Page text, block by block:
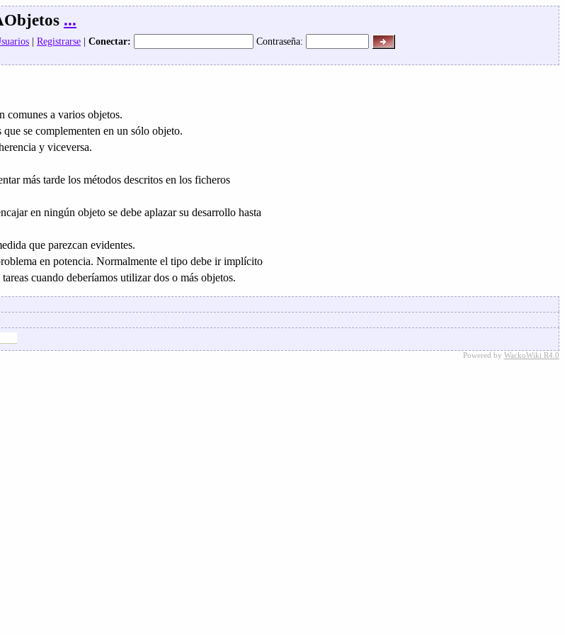
...
| Registrarse | Conectar: Contraseña:
comunes a varios objetos.
se complementen en un sólo objeto.
y viceversa.
más tarde los métodos descritos en los ficheros
en ningún objeto se debe aplazar su desarrollo hasta
que parezcan evidentes.
en potencia. Normalmente el tipo debe ir implícito
cuando deberíamos utilizar dos o más objetos.
Powered by WackoWiki R4.0